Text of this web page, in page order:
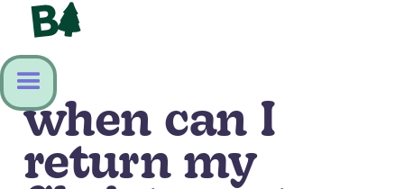
when can I
return my